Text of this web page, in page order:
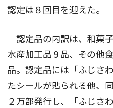
認定は８回目を迎えた。
認定品の内訳は、和菓
水産加工品９品、その他
品。認定品には「ふじさ
たシールが貼られる他、
２万部発行し、「ふじさ